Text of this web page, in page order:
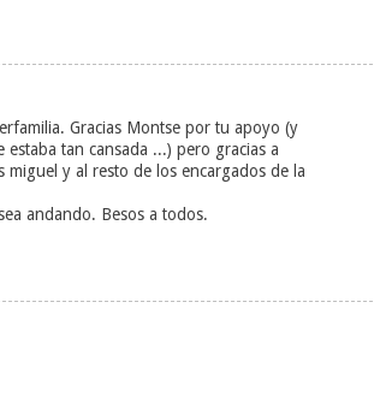
Gracias Montse por tu apoyo (y
tan cansada ...) pero gracias a
y al resto de los encargados de la
andando. Besos a todos.